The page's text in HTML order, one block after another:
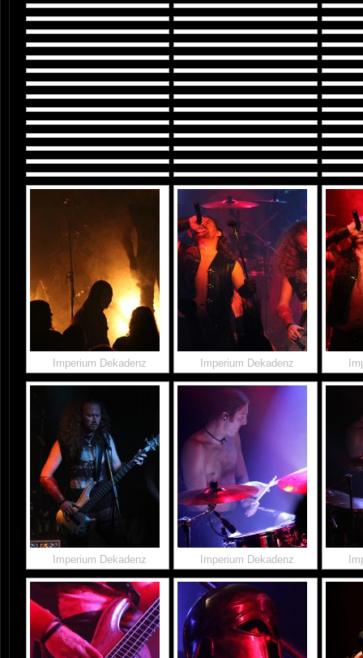
Imperium Dekadenz Imperium Dekadenz
Imperium Dekadenz Imperium Dekadenz